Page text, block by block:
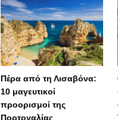
Πέρα από τη Λισαβόνα:
10 μαγευτικοί
προορισμοί της
Πορτογαλίας